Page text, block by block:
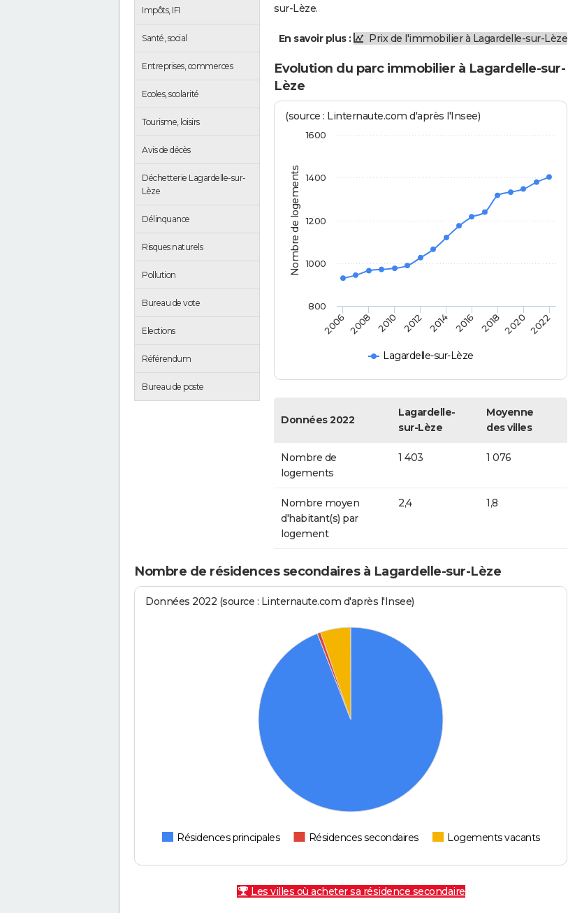
Impôts, IFI
Santé, social
Entreprises, commerces
Ecoles, scolarité
Tourisme, loisirs
Avis de décès
Déchetterie Lagardelle-sur-
Lèze
Délinquance
Risques naturels
Pollution
Bureau de vote
Elections
Référendum
Bureau de poste
sur-Lèze.
En savoir plus : Prix de l'immobilier à Lagardelle-sur-Lèze
Evolution du parc immobilier à Lagardelle-sur-
Lèze
Nombre de logements
(source : Linternaute.com d'après l'Insee)
Lagardelle-sur-Lèze
2006 2008 2010 2012 2014 2016 2018 2020 2022
1000
1200
1400
800
1600
Données 2022
Lagardelle-
sur-Lèze
Moyenne
des villes
Nombre de
logements
1 403 1 076
Nombre moyen
d'habitant(s) par
logement
2,4 1,8
Nombre de résidences secondaires à Lagardelle-sur-Lèze
Données 2022 (source : Linternaute.com d'après l'Insee)
Résidences principales Résidences secondaires Logements vacants
Les villes où acheter sa résidence secondaire